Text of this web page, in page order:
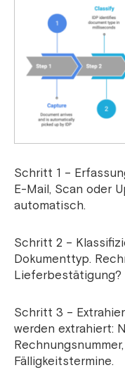
Schritt 1 –
E-Mail, Scan oder
automatisch.
Schritt 2 –
Dokumenttyp.
Lieferbestätigung?
Schritt 3 –
werden extrahiert:
Fälligkeitstermine.